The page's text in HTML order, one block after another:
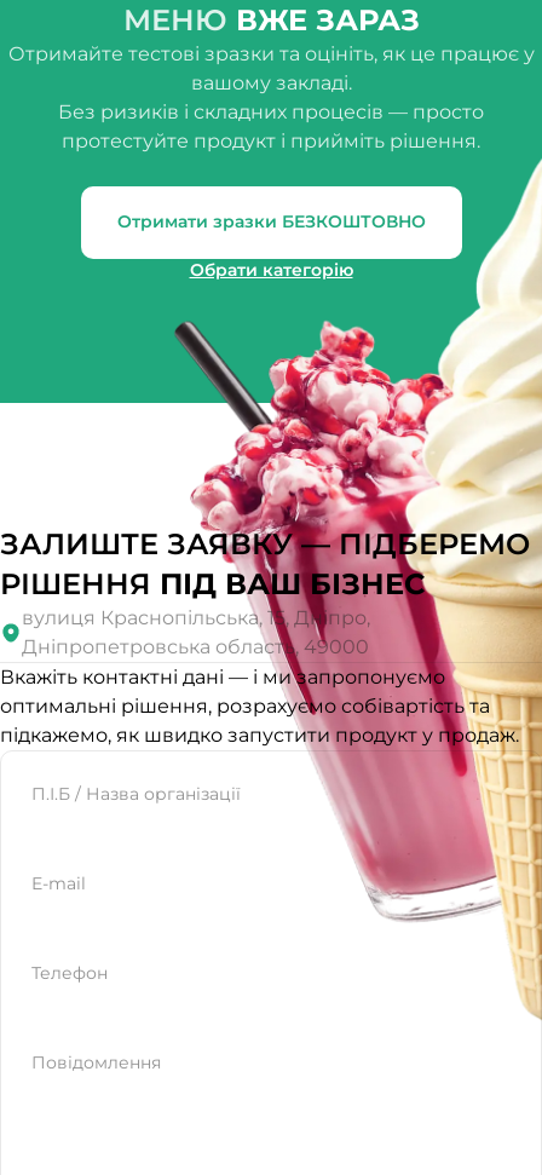
МЕНЮ ВЖЕ ЗАРАЗ
Отримайте тестові зразки та оцініть, як це працює у
вашому закладі.
Без ризиків і складних процесів — просто
протестуйте продукт і прийміть рішення.
Отримати зразки БЕЗКОШТОВНО
Обрати категорію
ЗАЛИШТЕ ЗАЯВКУ — ПІДБЕРЕМО
РІШЕННЯ ПІД ВАШ БІЗНЕС
вулиця Краснопільська, 15, Дніпро,
Дніпропетровська область, 49000
Вкажіть контактні дані — і ми запропонуємо
оптимальні рішення, розрахуємо собівартість та
підкажемо, як швидко запустити продукт у продаж.
П.І.Б / Назва організації
E-mail
Телефон
Повідомлення
Website